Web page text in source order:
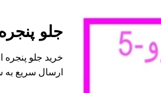
جلو پنجره
ارسال سریع